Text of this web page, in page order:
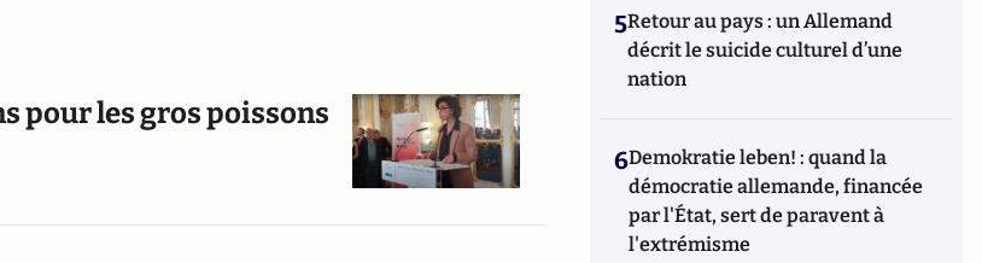
pour les gros poissons
5Retour au pays : un Allemand
décrit le suicide culturel d’une
nation
6Demokratie leben! : quand la
démocratie allemande, financée
par l'État, sert de paravent à
l'extrémisme